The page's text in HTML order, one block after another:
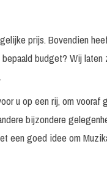
personen
Incl. klein geluid
Inclusief Monitorset
prijs. Bovendien
budget? Wij
u op een rij, om vooraf
bijzondere
een goed idee om